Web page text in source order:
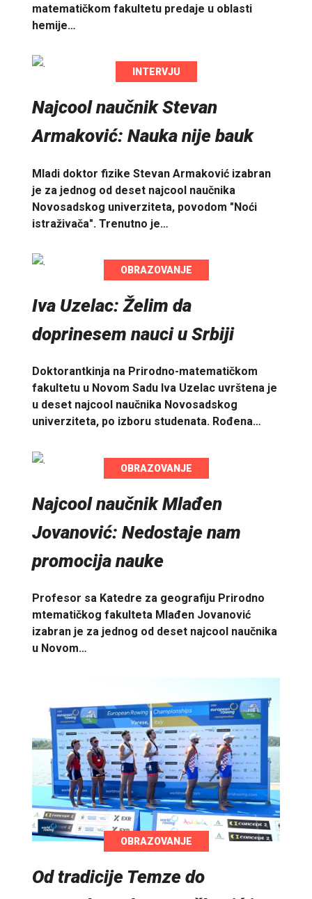
matematičkom fakultetu predaje u oblasti
hemije…
INTERVJU
Najcool naučnik Stevan
Armaković: Nauka nije bauk
Mladi doktor fizike Stevan Armaković izabran
je za jednog od deset najcool naučnika
Novosadskog univerziteta, povodom "Noći
istraživača". Trenutno je…
OBRAZOVANJE
Iva Uzelac: Želim da
doprinesem nauci u Srbiji
Doktorantkinja na Prirodno-matematičkom
fakultetu u Novom Sadu Iva Uzelac uvrštena je
u deset najcool naučnika Novosadskog
univerziteta, po izboru studenata. Rođena…
OBRAZOVANJE
Najcool naučnik Mlađen
Jovanović: Nedostaje nam
promocija nauke
Profesor sa Katedre za geografiju Prirodno
mtematičkog fakulteta Mlađen Jovanović
izabran je za jednog od deset najcool naučnika
u Novom…
OBRAZOVANJE
Od tradicije Temze do